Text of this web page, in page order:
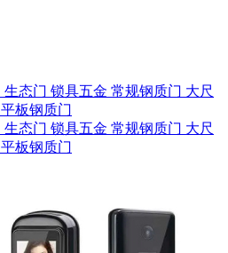
生态门 锁具五金 常规钢质门 大尺
平板钢质门
生态门 锁具五金 常规钢质门 大尺
平板钢质门